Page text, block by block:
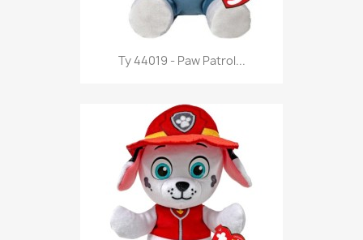
Anteprima
Ty 44019 - Paw Patrol...